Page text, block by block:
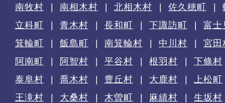
南牧村
南相木村 北相木村 佐久穂町
立科町
青木村 長和町 下諏訪町
富士
箕輪町
飯島町 南箕輪村 中川村
宮田
阿南町
阿智村 平谷村 根羽村
下條村
泰阜村
喬木村 豊丘村 大鹿村
上松町
王滝村
大桑村 木曽町 麻績村 生坂村